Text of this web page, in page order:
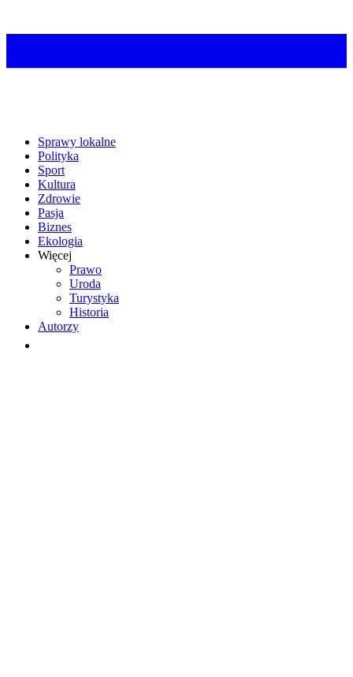
Sprawy lokalne
Polityka
Sport
Kultura
Zdrowie
Pasja
Biznes
Ekologia
Więcej
Prawo
Uroda
Turystyka
Historia
Autorzy